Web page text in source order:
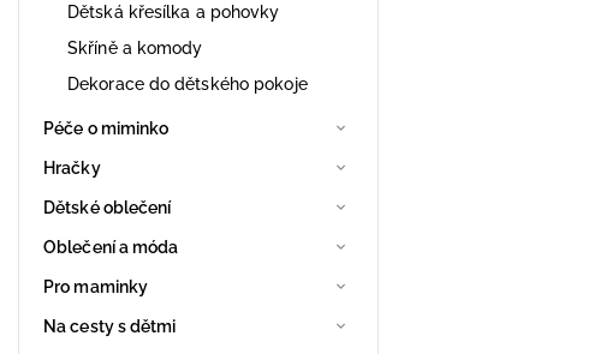
Dětská křesílka a pohovky
Skříně a komody
Dekorace do dětského pokoje
Péče o miminko
Hračky
Dětské oblečení
Oblečení a móda
Pro maminky
Na cesty s dětmi